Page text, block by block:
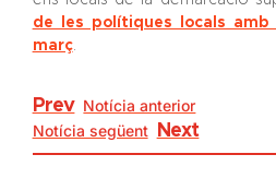
de les polítiques locals amb
març.
Prev Notícia anterior
Notícia següent
Next